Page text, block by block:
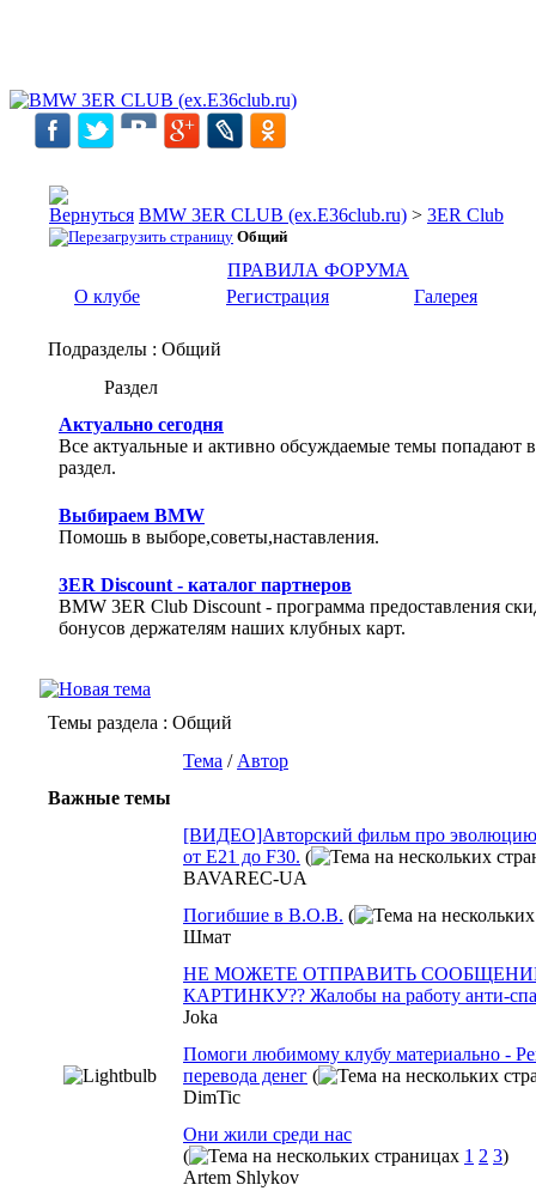
BMW 3ER CLUB (ex.E36club.ru) > 3ER Club
Общий
ПРАВИЛА ФОРУМА
О клубе
Регистрация Галерея
Подразделы : Общий
Раздел
Актуально сегодня
Все актуальные и активно обсуждаемые темы попадают в
раздел.
Выбираем BMW
Помошь в выборе,советы,наставления.
3ER Discount - каталог партнеров
BMW 3ER Club Discount - программа предоставления
бонусов держателям наших клубных карт.
Темы раздела : Общий
Тема / Автор
Важные темы
[ВИДЕО]Авторский фильм про
от Е21 до F30. (
BAVAREC-UA
Погибшие в В.О.В. (
Шмат
НЕ МОЖЕТЕ ОТПРАВИТЬ
КАРТИНКУ?? Жалобы на работу анти-
Joka
Помоги любимому клубу материально -
перевода денег (
DimTic
Они жили среди нас
(
1 2 3)
Artem Shlykov